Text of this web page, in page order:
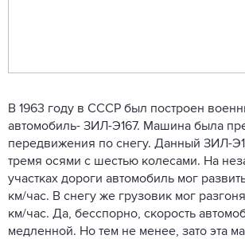
В 1963 году в СССР был построен
автомобиль- ЗИЛ-Э167. Машина была
передвижения по снегу. Данный ЗИЛ-
тремя осями с шестью колесами. На
участках дороги автомобиль мог
км/час. В снегу же грузовик мог
км/час. Да, бесспорно, скорость
медленной. Но тем не менее, зато эта